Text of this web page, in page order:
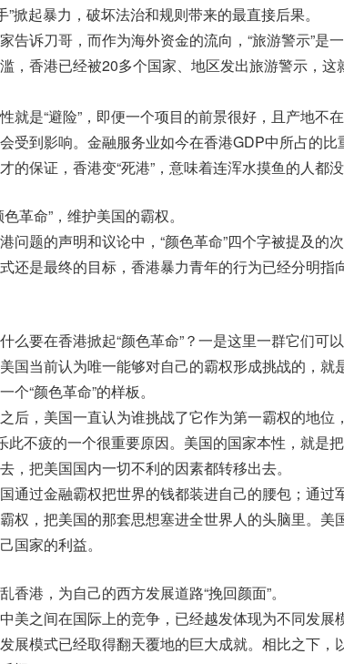
”掀起暴力，破坏法治和规则带来的最直接后果。
告诉刀哥，而作为海外资金的流向，“旅游警示”是
，香港已经被20多个国家、地区发出旅游警示，这
就是“避险”，即便一个项目的前景很好，且产地不
受到影响。金融服务业如今在香港GDP中所占的
的保证，香港变“死港”，意味着连浑水摸鱼的人都没
革命”，维护美国的霸权。
问题的声明和议论中，“颜色革命”四个字被提及的
还是最终的目标，香港暴力青年的行为已经分明指
么要在香港掀起“颜色革命”？一是这里一群它们可
国当前认为唯一能够对自己的霸权形成挑战的，就
个“颜色革命”的样板。
后，美国一直认为谁挑战了它作为第一霸权的地位
此不疲的一个很重要原因。美国的国家本性，就是
，把美国国内一切不利的因素都转移出去。
通过金融霸权把世界的钱都装进自己的腰包；通过
权，把美国的那套思想塞进全世界人的头脑里。美
国家的利益。
香港，为自己的西方发展道路“挽回颜面”。
美之间在国际上的竞争，已经越发体现为不同发展
展模式已经取得翻天覆地的巨大成就。相比之下，